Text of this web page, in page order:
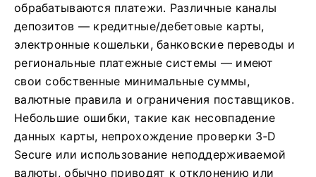
обрабатываются платежи. Различные каналы
депозитов — кредитные/дебетовые карты,
электронные кошельки, банковские переводы и
региональные платежные системы — имеют
свои собственные минимальные суммы,
валютные правила и ограничения поставщиков.
Небольшие ошибки, такие как несовпадение
данных карты, непрохождение проверки 3‑D
Secure или использование неподдерживаемой
валюты, обычно приводят к отклонению или